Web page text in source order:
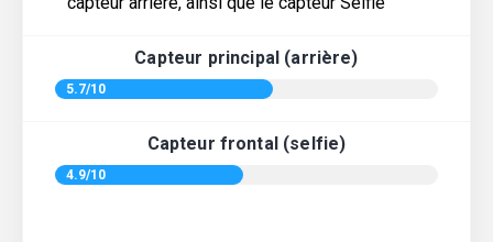
Capteur principal (arrière)
5.7/10
Capteur frontal (selfie)
4.9/10